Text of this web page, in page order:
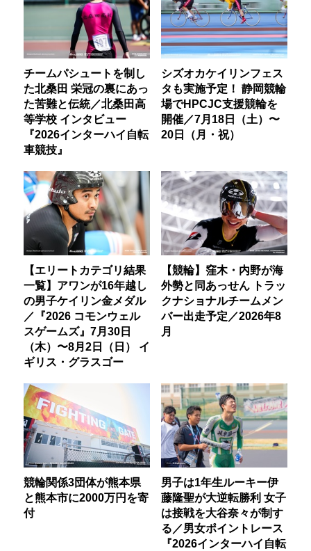
チームパシュートを制し
た北桑田 栄冠の裏にあっ
た苦難と伝統／北桑田高
等学校 インタビュー
『2026インターハイ自転
車競技』
シズオカケイリンフェス
タも実施予定！ 静岡競輪
場でHPCJC支援競輪を
開催／7月18日（土）〜
20日（月・祝）
【エリートカテゴリ結果
一覧】アワンが16年越し
の男子ケイリン金メダル
／『2026 コモンウェル
スゲームズ』7月30日
（木）〜8月2日（日） イ
ギリス・グラスゴー
【競輪】窪木・内野が海
外勢と同あっせん トラッ
クナショナルチームメン
バー出走予定／2026年8
月
競輪関係3団体が熊本県
と熊本市に2000万円を寄
付
男子は1年生ルーキー伊
藤隆聖が大逆転勝利 女子
は接戦を大谷奈々が制す
る／男女ポイントレース
『2026インターハイ自転